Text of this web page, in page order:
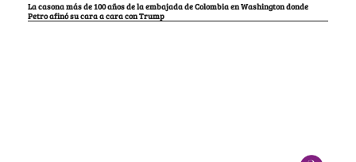
La casona más de 100 años de la embajada de Colombia en Washington donde
Petro afinó su cara a cara con Trump